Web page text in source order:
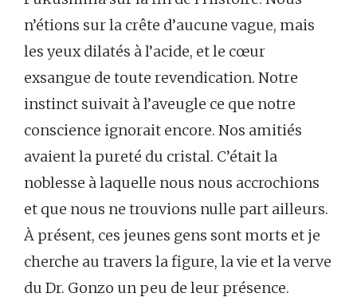
n’étions sur la crête d’aucune vague, mais
les yeux dilatés à l’acide, et le cœur
exsangue de toute revendication. Notre
instinct suivait à l’aveugle ce que notre
conscience ignorait encore. Nos amitiés
avaient la pureté du cristal. C’était la
noblesse à laquelle nous nous accrochions
et que nous ne trouvions nulle part ailleurs.
À présent, ces jeunes gens sont morts et je
cherche au travers la figure, la vie et la verve
du Dr. Gonzo un peu de leur présence.